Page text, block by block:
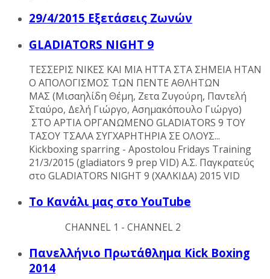
29/4/2015 Εξετάσεις Ζωνών
GLADIATORS NIGHT 9
ΤΕΣΣΕΡΙΣ ΝΙΚΕΣ ΚΑΙ ΜΙΑ ΗΤΤΑ ΣΤΑ ΣΗΜΕΙΑ ΗΤΑΝ
Ο ΑΠΟΛΟΓΙΣΜΟΣ ΤΩΝ ΠΕΝΤΕ ΑΘΛΗΤΩΝ
ΜΑΣ (Μισαηλίδη Θέμη, Ζετα Ζυγούρη, Παντελή
Σταύρο, Δελή Γιώργο, Ασημακόπουλο Γιώργο)
ΣΤΟ ΑΡΤΙΑ ΟΡΓΑΝΩΜΕΝΟ GLADIATORS 9 ΤΟΥ
ΤΑΣΟΥ ΤΣΑΛΑ ΣΥΓΧΑΡHΤΗΡΙΑ ΣΕ ΟΛΟΥΣ...
Kickboxing sparring - Apostolou Fridays Training
21/3/2015 (gladiators 9 prep VID) Α.Σ. Παγκρατεύς
στο GLADIATORS NIGHT 9 (ΧΑΛΚΙΔΑ) 2015 VID
Το Κανάλι μας στο YouTube
CHANNEL 1 - CHANNEL 2
Πανελλήνιο Πρωτάθλημα Kick Boxing
2014